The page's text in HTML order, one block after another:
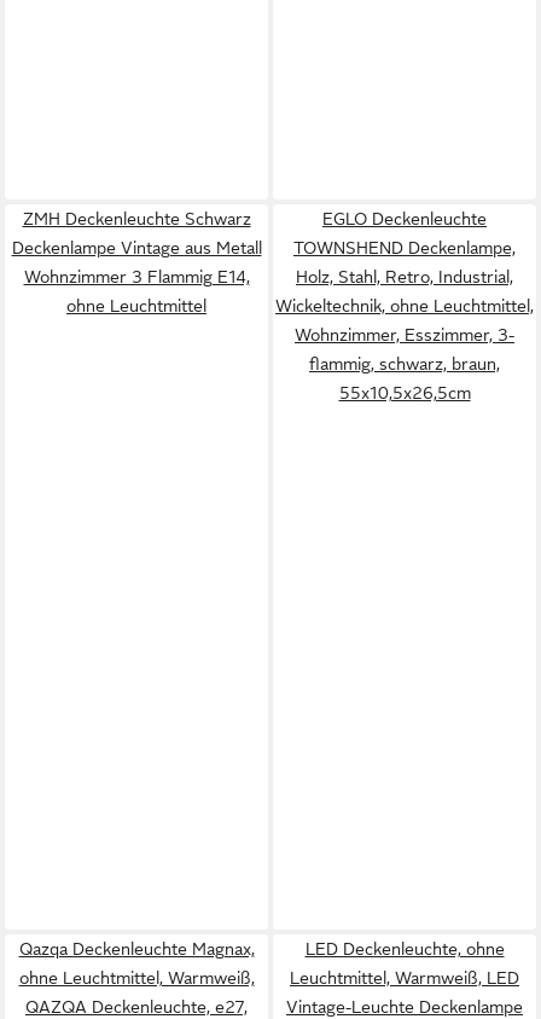
ZMH Deckenleuchte Schwarz
Deckenlampe Vintage aus Metall
Wohnzimmer 3 Flammig E14,
ohne Leuchtmittel
EGLO Deckenleuchte
TOWNSHEND Deckenlampe,
Holz, Stahl, Retro, Industrial,
Wickeltechnik, ohne Leuchtmittel,
Wohnzimmer, Esszimmer, 3-
flammig, schwarz, braun,
55x10,5x26,5cm
Qazqa Deckenleuchte Magnax,
ohne Leuchtmittel, Warmweiß,
QAZQA Deckenleuchte, e27,
LED Deckenleuchte, ohne
Leuchtmittel, Warmweiß, LED
Vintage-Leuchte Deckenlampe